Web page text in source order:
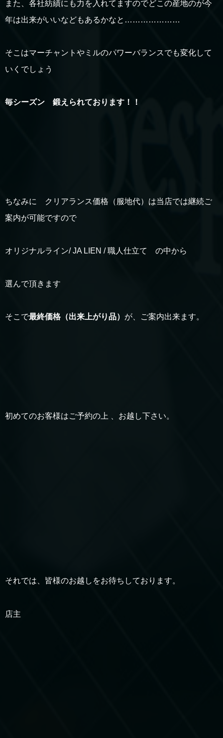
また、各社紡績にも力を入れてますのでどこの産地のが今
年は出来がいいなどもあるかなと…………………
そこはマーチャントやミルのパワーバランスでも変化して
いくでしょう
毎シーズン 鍛えられております！！
ちなみに クリアランス価格（服地代）は当店では継続ご
案内が可能ですので
オリジナルライン/ JA LIEN / 職人仕立て の中から
選んで頂きます
そこで最終価格（出来上がり品） が、ご案内出来ます。
初めてのお客様はご予約の上 、お越し下さい。
それでは、皆様のお越しをお待ちしております。
店主